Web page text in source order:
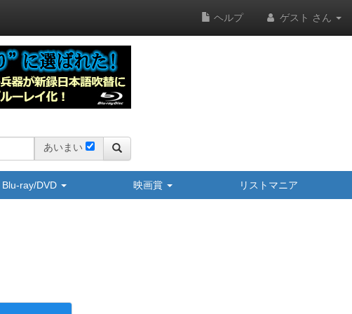
ヘルプ ゲスト さん
あいまい
Blu-ray/DVD 映画賞 リストマニア